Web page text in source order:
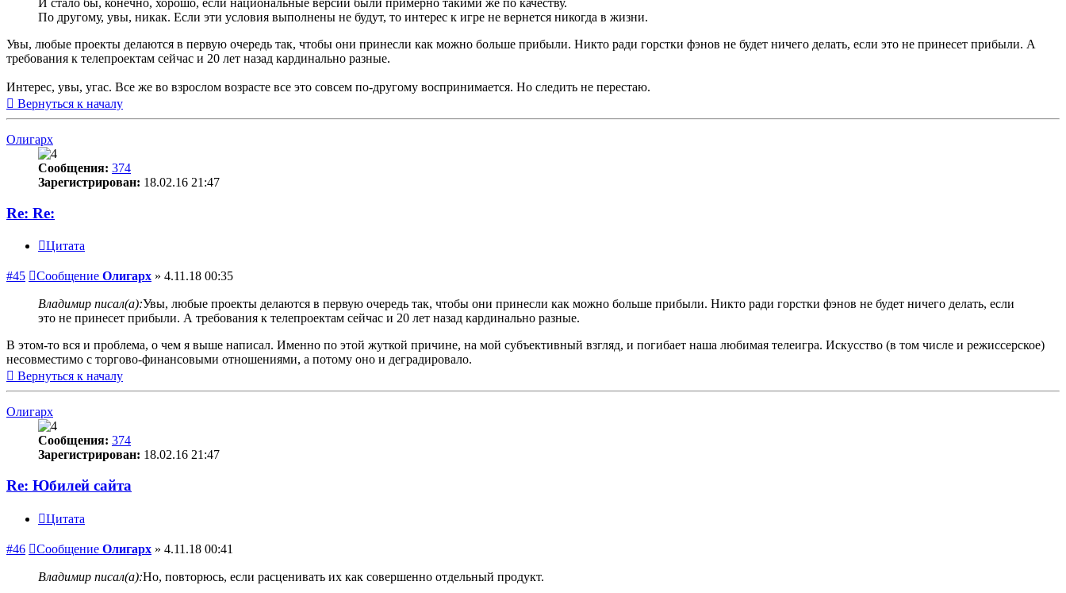
И стало бы, конечно, хорошо, если национальные версии были примерно такими же по качеству.
По другому, увы, никак. Если эти условия выполнены не будут, то интерес к игре не вернется никогда в жизни.
Увы, любые проекты делаются в первую очередь так, чтобы они принесли как можно больше прибыли. Никто ради горстки фэнов не будет ничего делать, если это не принесет прибыли. А
требования к телепроектам сейчас и 20 лет назад кардинально разные.
Интерес, увы, угас. Все же во взрослом возрасте все это совсем по-другому воспринимается. Но следить не перестаю.
Вернуться к началу
Олигарх
Сообщения: 374
Зарегистрирован: 18.02.16 21:47
Re: Re:
Цитата
#45 Сообщение Олигарх » 4.11.18 00:35
Владимир писал(а):Увы, любые проекты делаются в первую очередь так, чтобы они принесли как можно больше прибыли. Никто ради горстки фэнов не будет ничего делать, если
это не принесет прибыли. А требования к телепроектам сейчас и 20 лет назад кардинально разные.
В этом-то вся и проблема, о чем я выше написал. Именно по этой жуткой причине, на мой субъективный взгляд, и погибает наша любимая телеигра. Искусство (в том числе и режиссерское)
несовместимо с торгово-финансовыми отношениями, а потому оно и деградировало.
Вернуться к началу
Олигарх
Сообщения: 374
Зарегистрирован: 18.02.16 21:47
Re: Юбилей сайта
Цитата
#46 Сообщение Олигарх » 4.11.18 00:41
Владимир писал(а):Но, повторюсь, если расценивать их как совершенно отдельный продукт.